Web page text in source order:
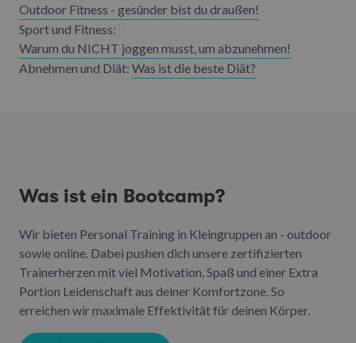
Outdoor Fitness - gesünder bist du draußen!
Sport und Fitness:
Warum du NICHT joggen musst, um abzunehmen!
Abnehmen und Diät: Was ist die beste Diät?
Was ist ein Bootcamp?
Wir bieten Personal Training in Kleingruppen an - outdoor
sowie online. Dabei pushen dich unsere zertifizierten
Trainerherzen mit viel Motivation, Spaß und einer Extra
Portion Leidenschaft aus deiner Komfortzone. So
erreichen wir maximale Effektivität für deinen Körper.